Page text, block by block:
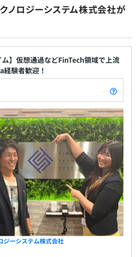
ノロジーシステム株式会社が
ム】仮想通過などFinTech領域で上流
験者歓迎！
ジーシステム株式会社